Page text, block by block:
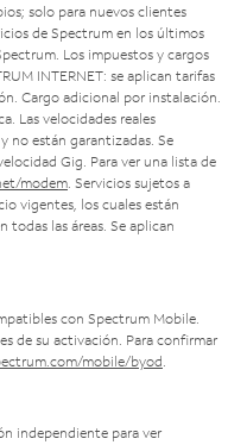
solo para nuevos clientes
de Spectrum en los últimos
Los impuestos y cargos
INTERNET: se aplican tarifas
Cargo adicional por instalación.
Las velocidades reales
no están garantizadas. Se
Gig. Para ver una lista de
modem . Servicios sujetos a
vigentes, los cuales están
todas las áreas. Se aplican
con Spectrum Mobile.
de su activación. Para confirmar
mobile/byod
independiente para ver